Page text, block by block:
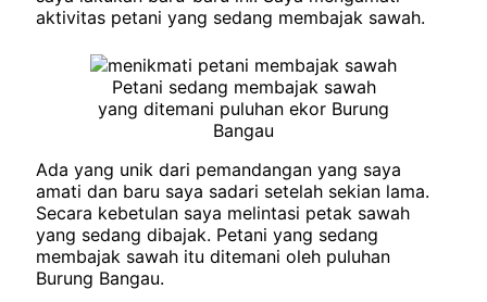
aktivitas petani yang sedang membajak sawah.
Petani sedang membajak sawah
yang ditemani puluhan ekor Burung
Bangau
Ada yang unik dari pemandangan yang saya
amati dan baru saya sadari setelah sekian lama.
Secara kebetulan saya melintasi petak sawah
yang sedang dibajak. Petani yang sedang
membajak sawah itu ditemani oleh puluhan
Burung Bangau.